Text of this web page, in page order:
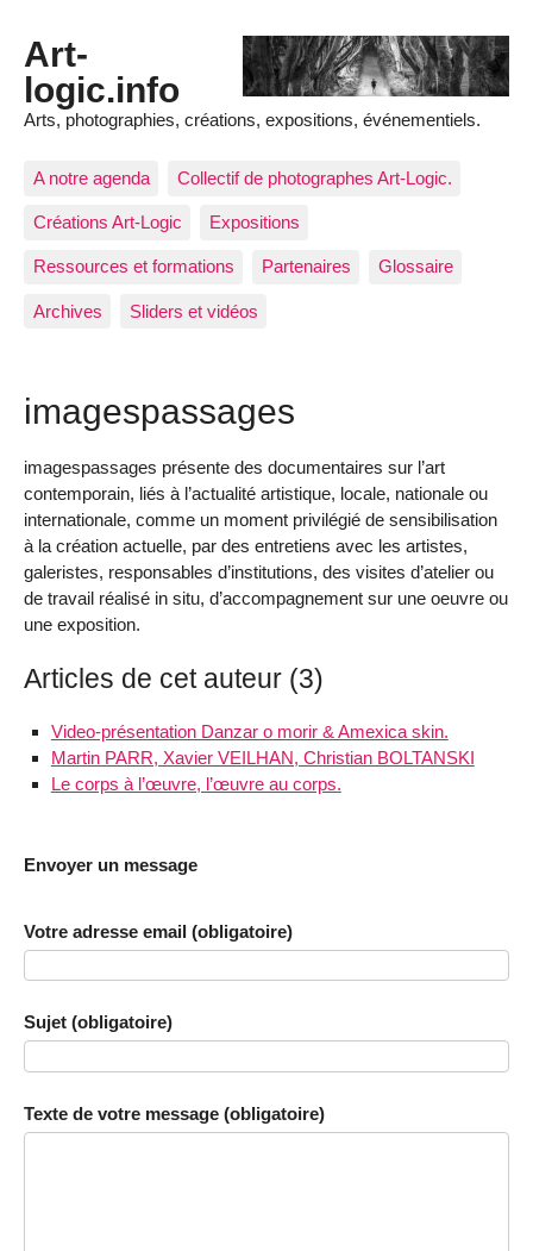
Art-
logic.info
Arts, photographies, créations, expositions, événementiels.
A notre agenda Collectif de photographes Art-Logic.
Créations Art-Logic Expositions
Ressources et formations Partenaires Glossaire
Archives Sliders et vidéos
imagespassages
imagespassages présente des documentaires sur l’art
contemporain, liés à l’actualité artistique, locale, nationale ou
internationale, comme un moment privilégié de sensibilisation
à la création actuelle, par des entretiens avec les artistes,
galeristes, responsables d’institutions, des visites d’atelier ou
de travail réalisé in situ, d’accompagnement sur une oeuvre ou
une exposition.
Articles de cet auteur (3)
Video-présentation Danzar o morir & Amexica skin.
Martin PARR, Xavier VEILHAN, Christian BOLTANSKI
Le corps à l’œuvre, l’œuvre au corps.
Envoyer un message
Votre adresse email (obligatoire)
Sujet (obligatoire)
Texte de votre message (obligatoire)